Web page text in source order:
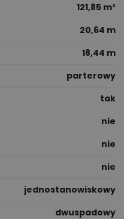
121,85 m²
20,64 m
18,44 m
parterowy
tak
nie
nie
nie
jednostanowiskowy
dwuspadowy